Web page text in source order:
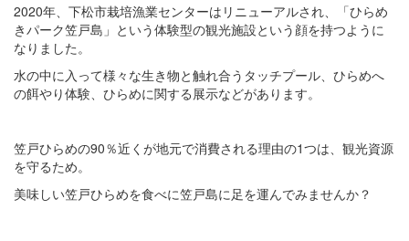
2020年、下松市栽培漁業センターはリニューアルされ、「ひらめ
きパーク笠戸島」という体験型の観光施設という顔を持つように
なりました。
水の中に入って様々な生き物と触れ合うタッチプール、ひらめへ
の餌やり体験、ひらめに関する展示などがあります。
笠戸ひらめの90％近くが地元で消費される理由の1つは、観光資源
を守るため。
美味しい笠戸ひらめを食べに笠戸島に足を運んでみませんか？